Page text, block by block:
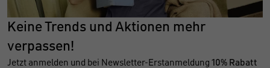
Keine Trends und Aktionen mehr
verpassen!
Jetzt anmelden und bei Newsletter-Erstanmeldung 10% Rabatt